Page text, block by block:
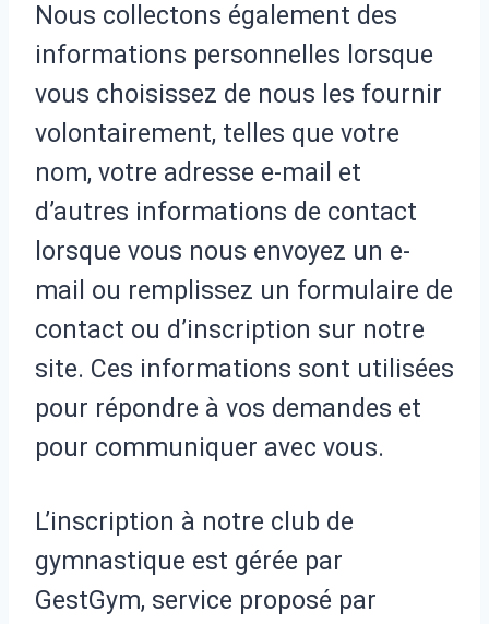
Nous collectons également des
informations personnelles lorsque
vous choisissez de nous les fournir
volontairement, telles que votre
nom, votre adresse e-mail et
d’autres informations de contact
lorsque vous nous envoyez un e-
mail ou remplissez un formulaire de
contact ou d’inscription sur notre
site. Ces informations sont utilisées
pour répondre à vos demandes et
pour communiquer avec vous.
L’inscription à notre club de
gymnastique est gérée par
GestGym, service proposé par